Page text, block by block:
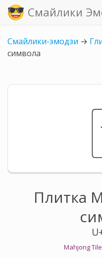
Смайлики
Смайлики-эмодзи →
символа
Плитка
Mahjong